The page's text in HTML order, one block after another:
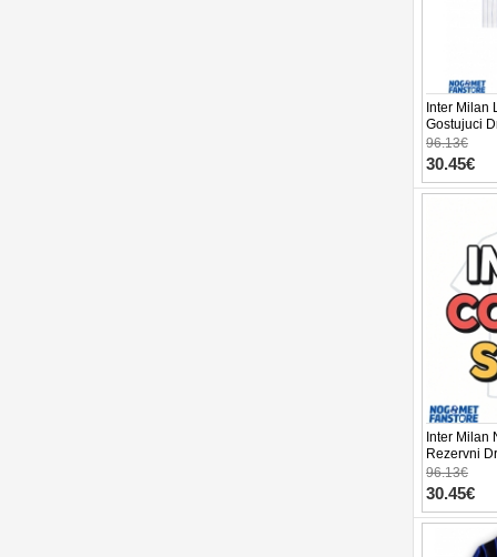
Inter Milan
Gostujuci
Kratak
96.13€
30.45€
Inter Milan
Rezervni
Kratak
96.13€
30.45€